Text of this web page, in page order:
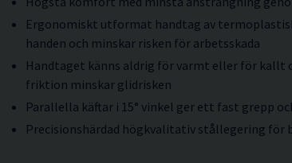
Ergonomiskt utformat handtag av
handen och minskar risken för arbetsskada
Handtaget känns aldrig för varmt eller för kallt
friktion minskar glidrisken
Parallella käftar i 15° vinkel ger ett fast grepp
Precisionshärdad högkvalitativ stållegering för